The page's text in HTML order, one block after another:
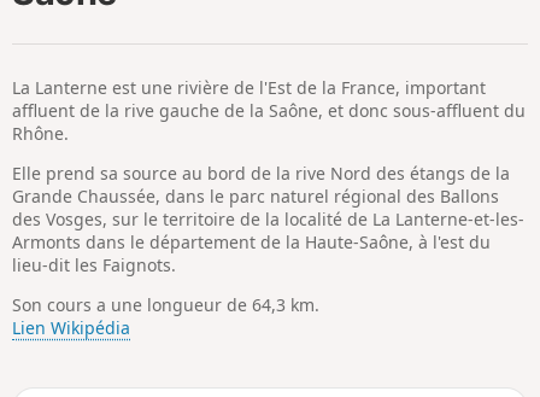
La Lanterne est une rivière de l'Est de la France, important
affluent de la rive gauche de la Saône, et donc sous-affluent du
Rhône.
Elle prend sa source au bord de la rive Nord des étangs de la
Grande Chaussée, dans le parc naturel régional des Ballons
des Vosges, sur le territoire de la localité de La Lanterne-et-les-
Armonts dans le département de la Haute-Saône, à l'est du
lieu-dit les Faignots.
Son cours a une longueur de 64,3 km.
Lien Wikipédia